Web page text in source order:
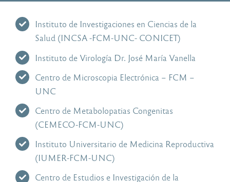
Instituto de Investigaciones en Ciencias de la
Salud (INCSA -FCM-UNC- CONICET)
Instituto de Virología Dr. José María Vanella
Centro de Microscopia Electrónica – FCM –
UNC
Centro de Metabolopatias Congenitas
(CEMECO-FCM-UNC)
Instituto Universitario de Medicina Reproductiva
(IUMER-FCM-UNC)
Centro de Estudios e Investigación de la